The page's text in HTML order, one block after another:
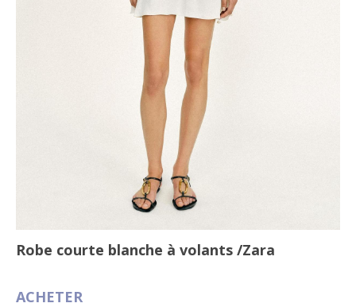
Robe courte blanche à volants /Zara
ACHETER